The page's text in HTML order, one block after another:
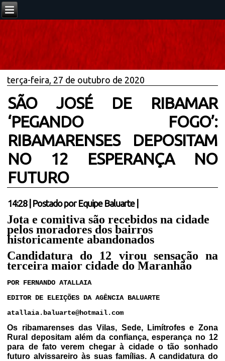
terça-feira, 27 de outubro de 2020
SÃO JOSÉ DE RIBAMAR
‘PEGANDO FOGO’:
RIBAMARENSES DEPOSITAM
NO 12 ESPERANÇA NO
FUTURO
14:28| Postado por Equipe Baluarte
Jota e comitiva são recebidos na cidade
pelos moradores dos bairros
historicamente abandonados
Candidatura do 12 virou sensação na
terceira maior cidade do Maranhão
POR FERNANDO ATALLAIA
EDITOR DE ELEIÇÕES DA AGÊNCIA BALUARTE
atallaia.baluarte@hotmail.com
Os ribamarenses das Vilas, Sede, Limítrofes e Zona
Rural depositam além da confiança, esperança no 12
para de fato verem chegar à cidade o tão sonhado
futuro alvissareiro às suas famílias. A candidatura do